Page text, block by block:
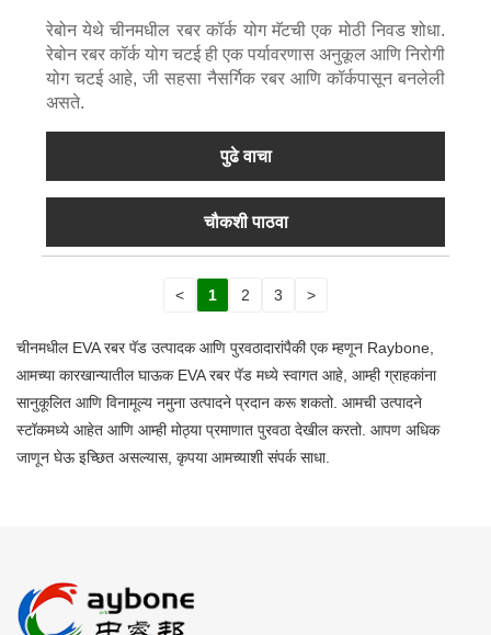
रेबोन येथे चीनमधील रबर कॉर्क योग मॅटची एक मोठी निवड शोधा.
रेबोन रबर कॉर्क योग चटई ही एक पर्यावरणास अनुकूल आणि निरोगी
योग चटई आहे, जी सहसा नैसर्गिक रबर आणि कॉर्कपासून बनलेली
असते.
पुढे वाचा
चौकशी पाठवा
< 1 2 3 >
चीनमधील EVA रबर पॅड उत्पादक आणि पुरवठादारांपैकी एक म्हणून Raybone,
आमच्या कारखान्यातील घाऊक EVA रबर पॅड मध्ये स्वागत आहे, आम्ही ग्राहकांना
सानुकूलित आणि विनामूल्य नमुना उत्पादने प्रदान करू शकतो. आमची उत्पादने
स्टॉकमध्ये आहेत आणि आम्ही मोठ्या प्रमाणात पुरवठा देखील करतो. आपण अधिक
जाणून घेऊ इच्छित असल्यास, कृपया आमच्याशी संपर्क साधा.